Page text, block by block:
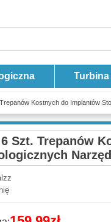
Kostnych do Implantów
Szt. Trepanów